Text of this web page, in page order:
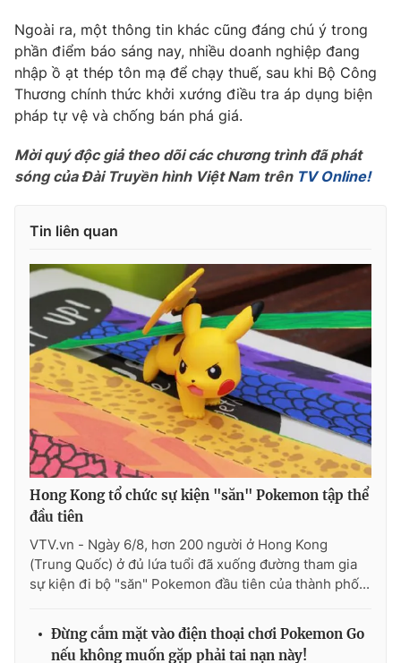
Chất lượng cuộc sống
Tuyển sinh
Học trực tuyến
Công nghệ
Hitech Công nghệ tương lai
Sản phẩm
Thị trường
Tư vấn
Giao lưu trực tuyến
Emagazine
Photo Infographic
Video Shorts video
VTV Money VTV Thể thao
VTV Sức khoẻ Bất động sản
Thị trường 24h Tấm lòng Việt
VTV4 Vươn mình bằng AI
Liên hệ tòa soạn English
Ngoài ra, một thông tin khác cũng đáng chú ý trong
phần điểm báo sáng nay, nhiều doanh nghiệp đang
nhập ồ ạt thép tôn mạ để chạy thuế, sau khi Bộ Công
Thương chính thức khởi xướng điều tra áp dụng biện
pháp tự vệ và chống bán phá giá.
Mời quý độc giả theo dõi các chương trình đã phát
sóng của Đài Truyền hình Việt Nam trên TV Online!
Tin liên quan
Hong Kong tổ chức sự kiện "săn" Pokemon tập thể
đầu tiên
VTV.vn - Ngày 6/8, hơn 200 người ở Hong Kong
(Trung Quốc) ở đủ lứa tuổi đã xuống đường tham gia
sự kiện đi bộ "săn" Pokemon đầu tiên của thành phố...
Đừng cắm mặt vào điện thoại chơi Pokemon Go
nếu không muốn gặp phải tai nạn này!